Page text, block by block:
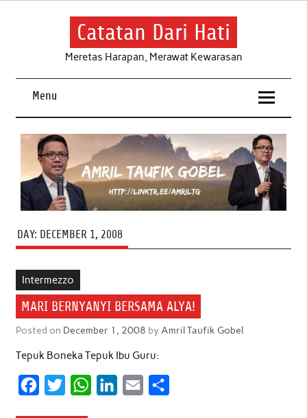
Skip
Catatan Dari Hati
Meretas Harapan, Merawat Kewarasan
Menu
DAY: DECEMBER 1, 2008
Intermezzo
MARI BERNYANYI BERSAMA ALYA!
Posted on December 1, 2008 by Amril Taufik Gobel
Tepuk Boneka Tepuk Ibu Guru:
W